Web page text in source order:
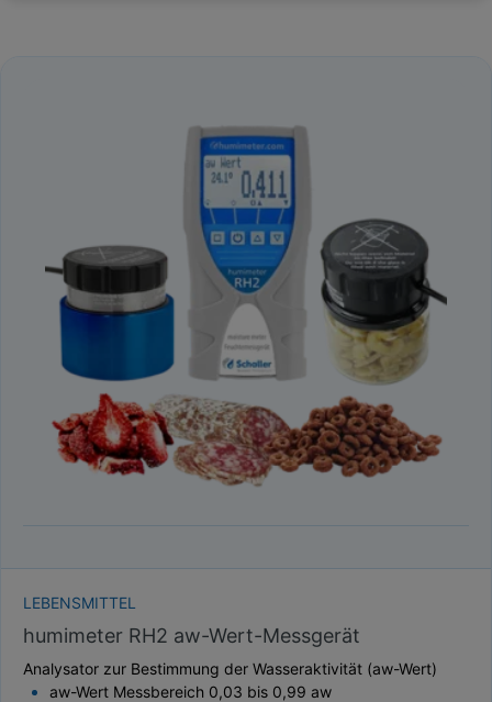
LEBENSMITTEL
humimeter RH2 aw-Wert-Messgerät
Analysator zur Bestimmung der Wasseraktivität (aw-Wert)
aw-Wert Messbereich 0,03 bis 0,99 aw